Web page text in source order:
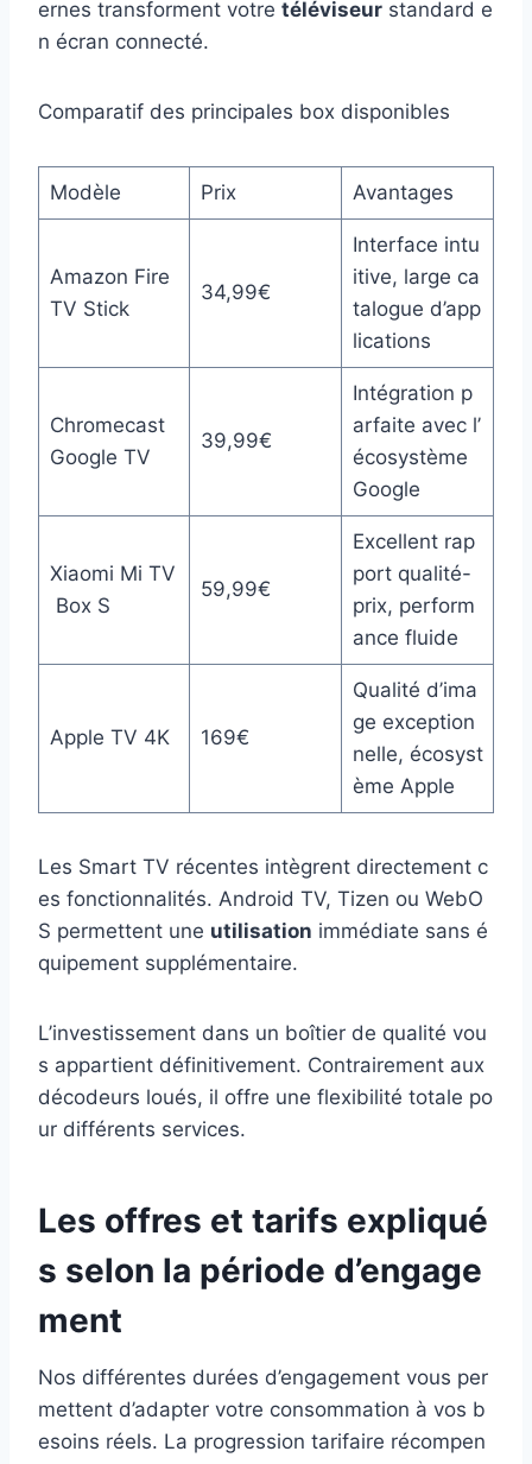
ernes transforment votre téléviseur standard e
n écran connecté.
Comparatif des principales box disponibles
Modèle Prix Avantages
Amazon Fire
TV Stick
34,99€
Interface intu
itive, large ca
talogue d’app
lications
Chromecast
Google TV
39,99€
Intégration p
arfaite avec l’
écosystème
Google
Xiaomi Mi TV
Box S
59,99€
Excellent rap
port qualité-
prix, perform
ance fluide
Apple TV 4K 169€
Qualité d’ima
ge exception
nelle, écosyst
ème Apple
Les Smart TV récentes intègrent directement c
es fonctionnalités. Android TV, Tizen ou WebO
S permettent une utilisation immédiate sans é
quipement supplémentaire.
L’investissement dans un boîtier de qualité vou
s appartient définitivement. Contrairement aux
décodeurs loués, il offre une flexibilité totale po
ur différents services.
Les offres et tarifs expliqué
s selon la période d’engage
ment
Nos différentes durées d’engagement vous per
mettent d’adapter votre consommation à vos b
esoins réels. La progression tarifaire récompen